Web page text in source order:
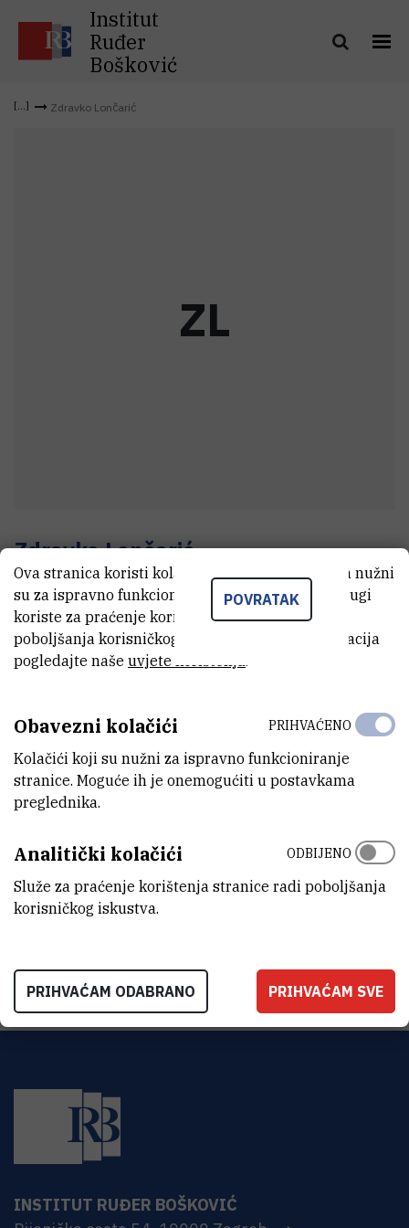
Institut
Ruđer
Bošković
Zdravko Lončarić
ZL
ZdravkoLončarić
Strojar parnih kotlova
E-MAIL
TELEFON
+385 1 456 0986
INTERNI BROJ
1356
Tehnička služba
ADRESA
Institut Ruđer Bošković
INSTITUT RUĐER BOŠKOVIĆ
POVRATAK
Ova stranica koristi kolačiće. Neki od tih kolačića nužni
su za ispravno funkcioniranje stranice, dok se drugi
koriste za praćenje korištenja stranice radi
poboljšanja korisničkog iskustva. Za više informacija
pogledajte naše uvjete korištenja.
Obavezni kolačići
Kolačići koji su nužni za ispravno funkcioniranje
stranice. Moguće ih je onemogućiti u postavkama
preglednika.
PRIHVAĆENO
Analitički kolačići
Služe za praćenje korištenja stranice radi poboljšanja
korisničkog iskustva.
ODBIJENO
PRIHVAĆAM ODABRANO PRIHVAĆAM SVE